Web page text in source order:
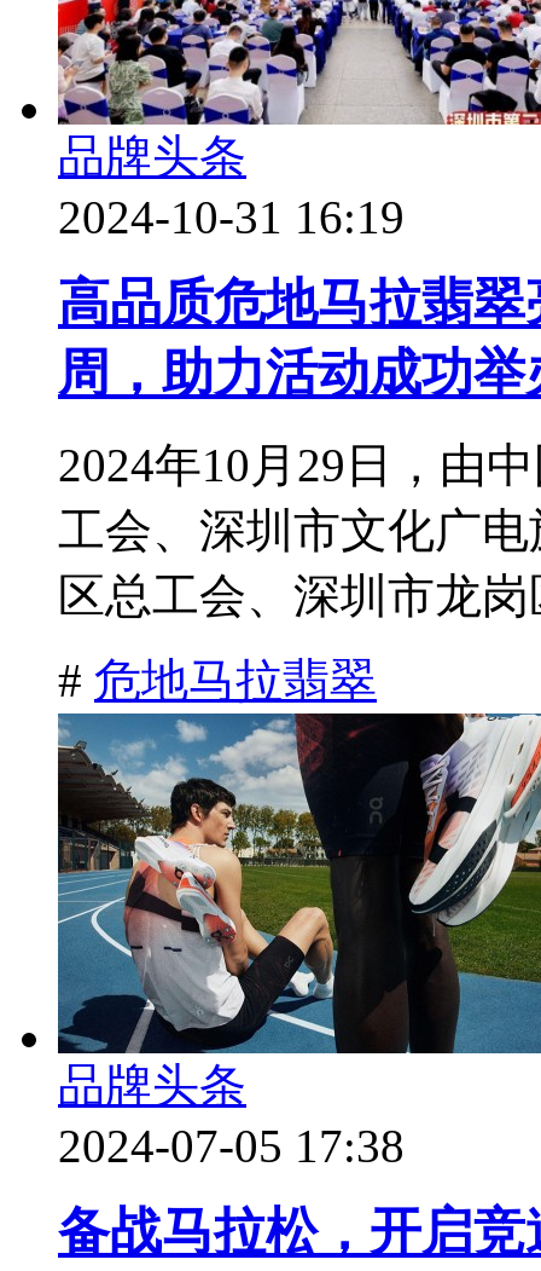
品牌头条
2024-10-31 16:19
高品质危地马拉翡
周，助力活动成功举
2024年10月29日，由
工会、深圳市文化广
区总工会、深圳市龙
# 危地马拉翡翠
品牌头条
2024-07-05 17:38
备战马拉松，开启